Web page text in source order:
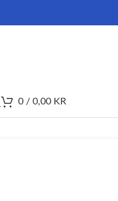
0 / 0,00 KR